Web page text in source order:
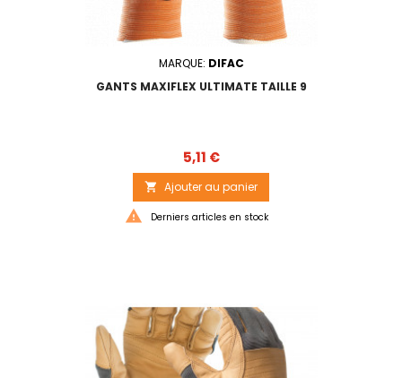
MARQUE: DIFAC
GANTS MAXIFLEX ULTIMATE TAILLE 9
Prix
5,11 €
 Ajouter au panier
 Derniers articles en stock